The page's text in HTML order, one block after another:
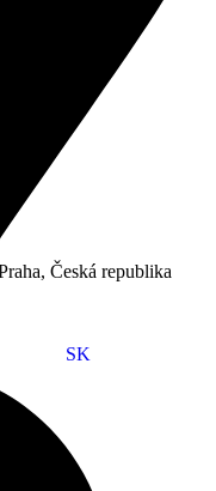
Česká republika
SK